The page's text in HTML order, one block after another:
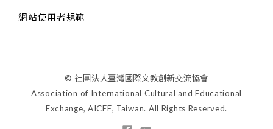
網站使用者規範
© 社團法人臺灣國際文教創新交流協會
Association of International Cultural and Educational
Exchange, AICEE, Taiwan. All Rights Reserved.